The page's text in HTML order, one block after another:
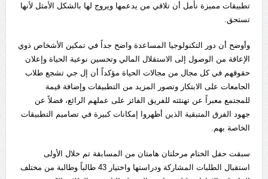
تطبيقات مميزة نأمل أن تلاقي من يدعمها ويروج لها بالشكل الأمثل لأنها
تستحق.
وأوضح أن دور التكنولوجيا المساعدة واضح جداً في تمكين الأشخاص ذوي
الإعاقة من الوصول إلى الاستقلال المالي وتحسين نوعية الحياة وإعلان
حقوقهم في كل مجال من مجالات الحياة مؤكداً أن إل جي تشجع طلاب
الجامعات على الابتكار وتصور المزيد من التطبيقات وإضافة قيمة
للمجتمع معبراً عن تهنئته للفريق الفائز على عملهم الرائع، فضلاً عن
جهود الفرق المتبقية الذين أظهروا إمكانات كبيرة في تصاميم التطبيقات
الخاصة بهم.
سبقت حفل الختام مرحلتان هامتان من المسابقة تم خلال الأولى
استقبال الطلبات المشاركة ودراستها واختيار 43 طالباً وطالبة من مختلف